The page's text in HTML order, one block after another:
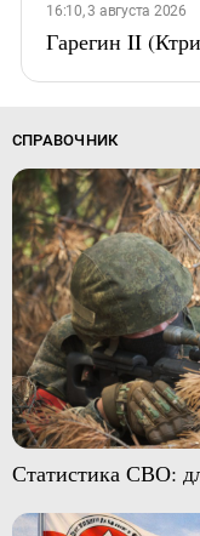
16:10, 3 августа 2026
Гарегин II
СПРАВОЧНИК
Статистика СВО: